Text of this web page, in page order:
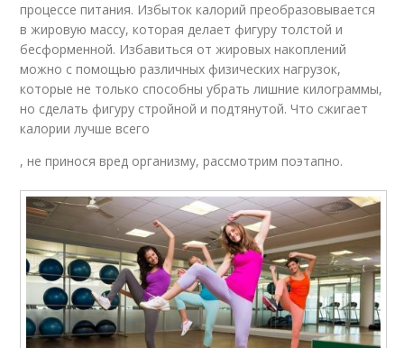
процессе питания. Избыток калорий преобразовывается
в жировую массу, которая делает фигуру толстой и
бесформенной. Избавиться от жировых накоплений
можно с помощью различных физических нагрузок,
которые не только способны убрать лишние килограммы,
но сделать фигуру стройной и подтянутой. Что сжигает
калории лучше всего
, не принося вред организму, рассмотрим поэтапно.